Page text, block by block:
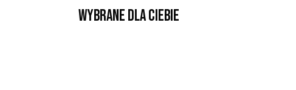
Wybrane dla Ciebie